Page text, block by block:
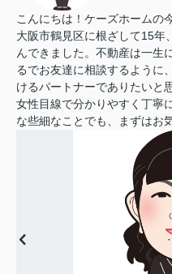
こんにちは！ケーズホームの
大阪市鶴見区に根ざして15年
んできました。不動産は一生
るでお友達に相談するように
けるパートナーでありたいと
女性目線で分かりやすく丁寧
な些細なことでも、まずはお